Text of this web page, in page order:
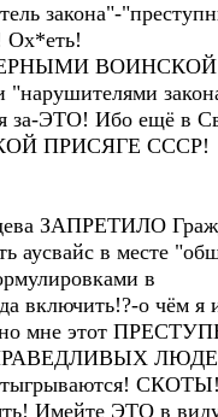
закона"-
ВОИНСКОЙ
за-ЭТО! Ибо ещё в
ПРИСЯГЕ
ЗАПРЕТИЛО
в месте
в
о чём я
мне этот
СПРАВЕДЛИВЫХ
СКОТЫ!
Имейте ЭТО в